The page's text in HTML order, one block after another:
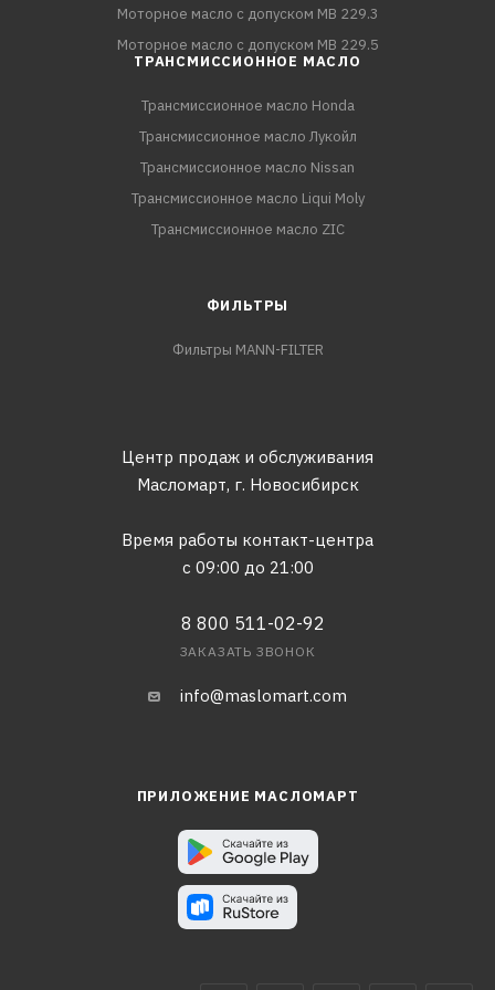
Моторное масло с допуском MB 229.3
Моторное масло с допуском MB 229.5
ТРАНСМИССИОННОЕ МАСЛО
Трансмиссионное масло Honda
Трансмиссионное масло Лукойл
Трансмиссионное масло Nissan
Трансмиссионное масло Liqui Moly
Трансмиссионное масло ZIC
ФИЛЬТРЫ
Фильтры MANN-FILTER
Центр продаж и обслуживания
Масломарт, г. Новосибирск
Время работы контакт-центра
с 09:00 до 21:00
8 800 511-02-92
ЗАКАЗАТЬ ЗВОНОК
info@maslomart.com
ПРИЛОЖЕНИЕ МАСЛОМАРТ